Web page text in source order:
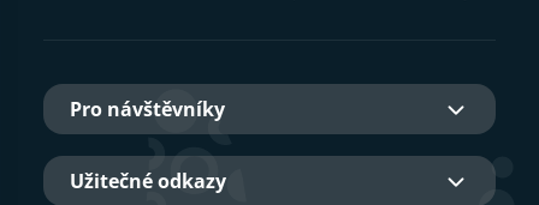
Pro návštěvníky
Užitečné odkazy